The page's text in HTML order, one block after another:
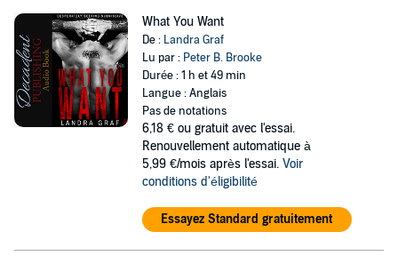
What You Want
De : Landra Graf
Lu par : Peter B. Brooke
Durée : 1 h et 49 min
Langue : Anglais
Pas de notations
6,18 € ou gratuit avec l'essai.
Renouvellement automatique à
5,99 €/mois après l'essai. Voir
conditions d'éligibilité
Essayez Standard gratuitement